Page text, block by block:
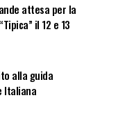
attesa per la
il 12 e 13
alla guida
Italiana